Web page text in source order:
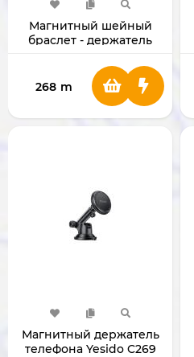
Магнитный шейный
браслет - держатель
C332
268 m
Магнитный держатель
телефона Yesido C269